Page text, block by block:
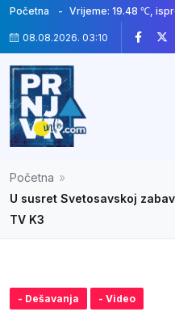
Početna Vrijeme: 19.48 ℃,
08.08.2026. 03:10
Početna »
U susret Svetosavskoj
TV K3
- Dešavanja - Video